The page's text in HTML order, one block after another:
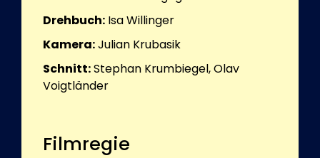
Drehbuch: Isa Willinger
Kamera:Julian Krubasik
Schnitt:Stephan Krumbiegel, Olav
Voigtländer
Filmregie